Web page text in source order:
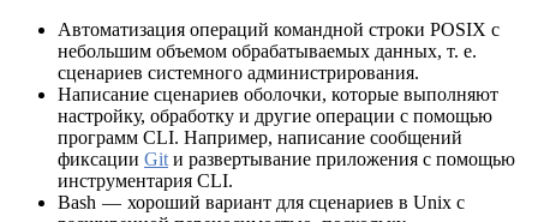
Автоматизация операций командной строки POSIX с
небольшим объемом обрабатываемых данных, т. е.
сценариев системного администрирования.
Написание сценариев оболочки, которые выполняют
настройку, обработку и другие операции с помощью
программ CLI. Например, написание сообщений
фиксации Git и развертывание приложения с помощью
инструментария CLI.
Bash — хороший вариант для сценариев в Unix с